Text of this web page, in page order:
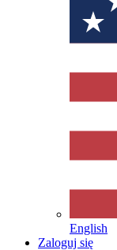
English
Zaloguj się